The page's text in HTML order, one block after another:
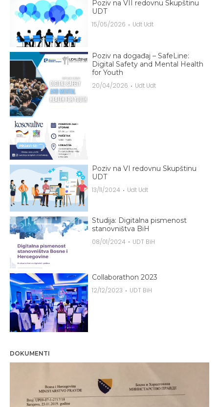
Poziv na VII redovnu Skupštinu
UDT
15/05/2026 Udt Udt
Poziv na događaj – SafeLine:
Digital Safety and Mental Health
for Youth
20/04/2026 Udt Udt
Poziv na VI redovnu Skupštinu
UDT
13/11/2024 Udt Udt
Studija: Digitalna pismenost
stanovništva BiH
08/01/2024 UDT BiH
Collaborathon 2023
12/12/2023 UDT BiH
DOKUMENTI